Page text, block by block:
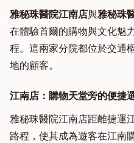
雅秘珠醫院江南店與雅秘珠
在體驗首爾的購物與文化魅
程。這兩家分院都位於交通
地的顧客。
江南店：購物天堂旁的便捷
雅秘珠醫院江南店距離捷運
路程，使其成為遊客在江南